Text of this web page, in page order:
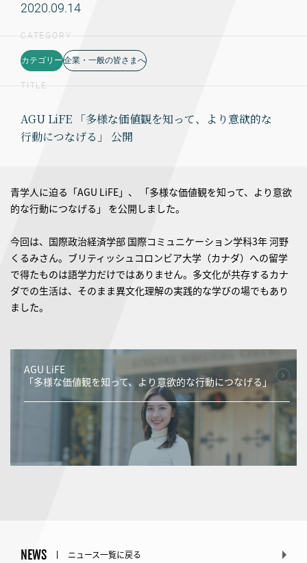
2020.09.14
CATEGORY
カテゴリー 企業・一般の皆さまへ
TITLE
AGU LiFE 「多様な価値観を知って、より意欲的な
行動につなげる」 公開
青学人に迫る「AGU LiFE」、 「多様な価値観を知って、より意欲
的な行動につなげる」 を公開しました。
今回は、国際政治経済学部 国際コミュニケーション学科3年 河野
くるみさん。ブリティッシュコロンビア大学（カナダ）への留学
で得たものは語学力だけではありません。多文化が共存するカナ
ダでの生活は、そのまま異文化理解の実践的な学びの場でもあり
ました。
AGU LiFE
「多様な価値観を知って、より意欲的な行動につなげる」
NEWS ニュース一覧に戻る